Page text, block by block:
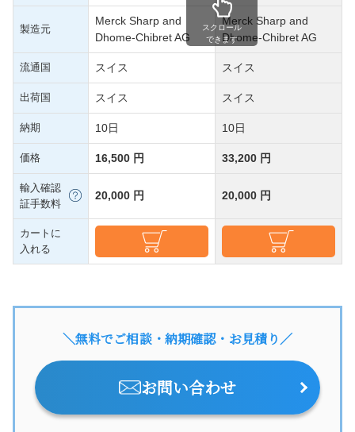
製造元
Merck Sharp and
Dhome-Chibret AG
Merck Sharp and
Dhome-Chibret AG
流通国 スイス スイス
出荷国 スイス スイス
納期 10日 10日
価格 16,500 円 33,200 円
輸入確認
証手数料
20,000 円 20,000 円
カートに
入れる
スクロール
できます
＼無料でご相談・納期確認・お見積り／
お問い合わせ